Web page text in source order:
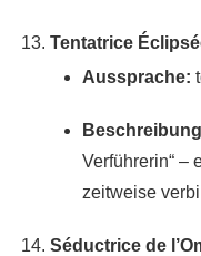
Tentatrice
Aussprache:
Verführerin“ –
zeitweise
Séductrice de